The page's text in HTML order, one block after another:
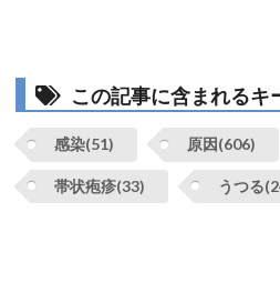
この記事に含まれるキ
感染(51) 原因(606)
帯状疱疹(33) うつる